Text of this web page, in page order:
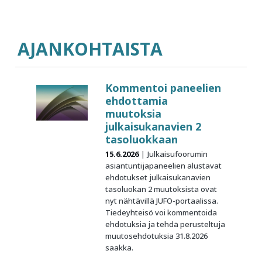
AJANKOHTAISTA
Kommentoi paneelien
ehdottamia
muutoksia
julkaisukanavien 2
tasoluokkaan
15.6.2026
Julkaisufoorumin
asiantuntijapaneelien alustavat
ehdotukset julkaisukanavien
tasoluokan 2 muutoksista ovat
nyt nähtävillä JUFO-portaalissa.
Tiedeyhteisö voi kommentoida
ehdotuksia ja tehdä perusteltuja
muutosehdotuksia 31.8.2026
saakka.